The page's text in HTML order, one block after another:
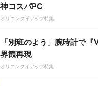
神コスパPC
オリコンタイアップ特集
「別班のよう」腕時計で
界観再現
オリコンタイアップ特集